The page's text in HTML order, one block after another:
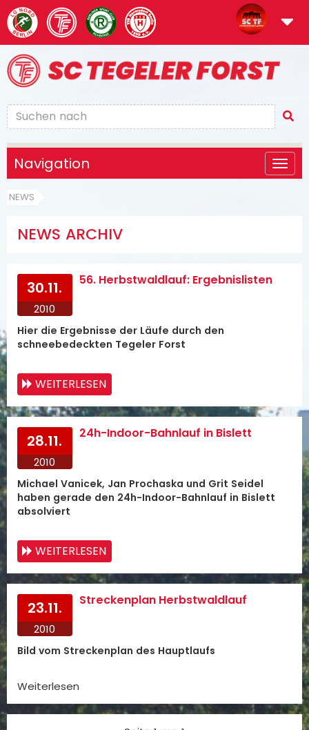
Navigation
NEWS
NEWS ARCHIV
30.11.
2010
56. Herbstwaldlauf: Ergebnislisten
Hier die Ergebnisse der Läufe durch den
schneebedeckten Tegeler Forst
WEITERLESEN
28.11.
2010
24h-Indoor-Bahnlauf in Bislett
Michael Vanicek, Jan Prochaska und Grit Seidel
haben gerade den 24h-Indoor-Bahnlauf in Bislett
absolviert
WEITERLESEN
23.11.
2010
Streckenplan Herbstwaldlauf
Bild vom Streckenplan des Hauptlaufs
Weiterlesen